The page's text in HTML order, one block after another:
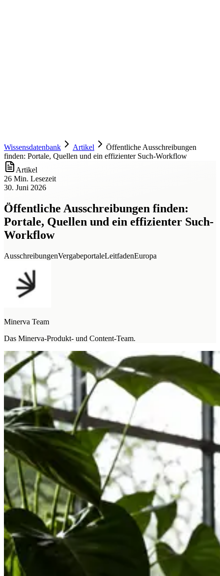
Wissensdatenbank Artikel
Öffentliche Ausschreibungen
finden: Portale, Quellen und ein effizienter Such-Workflow
Artikel
26 Min. Lesezeit
30. Juni 2026
Öffentliche Ausschreibungen finden:
Portale, Quellen und ein effizienter Such-
Workflow
AusschreibungenVergabeportaleLeitfadenEuropa
Minerva Team
Das Minerva-Produkt- und Content-Team.